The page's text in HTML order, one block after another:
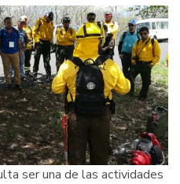
ser una de las actividades